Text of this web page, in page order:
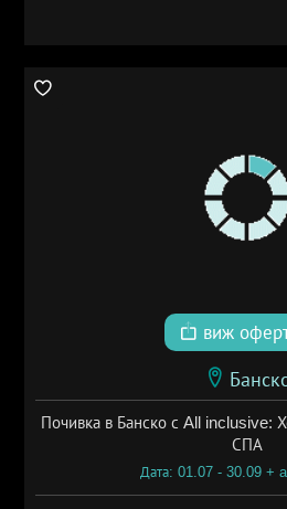
виж
Почивка в Банско с All inclusive:
СПА
Дата: 01.07 - 30.09 +